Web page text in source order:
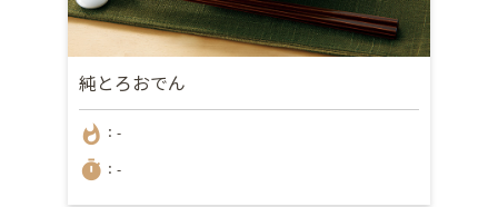
純とろおでん
whatshot ：-
timer ：-